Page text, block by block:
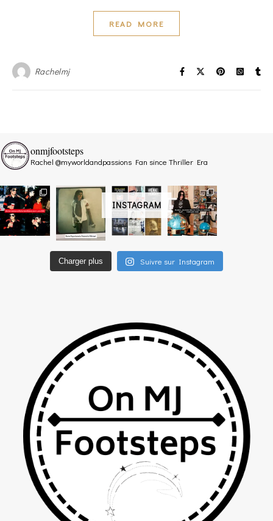
READ MORE
Rachelmj
INSTAGRAM
onmjfootsteps
Rachel @myworldandpassions Fan since Thriller Era
Charger plus Suivre sur Instagram